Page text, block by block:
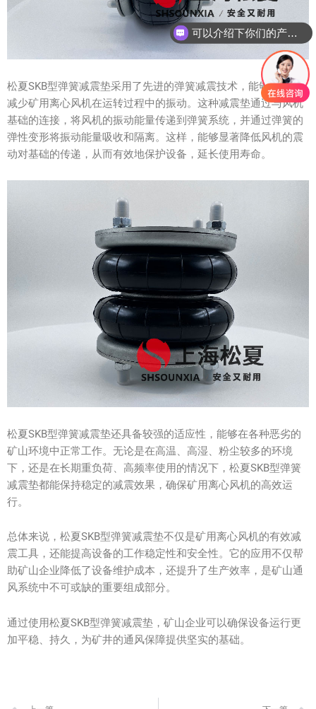
松夏SKB型弹簧减震垫采用了先进的弹簧减震技术，能够有效地
减少矿用离心风机在运转过程中的振动。这种减震垫通过与风机
基础的连接，将风机的振动能量传递到弹簧系统，并通过弹簧的
弹性变形将振动能量吸收和隔离。这样，能够显著降低风机的震
动对基础的传递，从而有效地保护设备，延长使用寿命。
松夏SKB型弹簧减震垫还具备较强的适应性，能够在各种恶劣的
矿山环境中正常工作。无论是在高温、高湿、粉尘较多的环境
下，还是在长期重负荷、高频率使用的情况下，松夏SKB型弹簧
减震垫都能保持稳定的减震效果，确保矿用离心风机的高效运
行。
总体来说，松夏SKB型弹簧减震垫不仅是矿用离心风机的有效减
震工具，还能提高设备的工作稳定性和安全性。它的应用不仅帮
助矿山企业降低了设备维护成本，还提升了生产效率，是矿山通
风系统中不可或缺的重要组成部分。
通过使用松夏SKB型弹簧减震垫，矿山企业可以确保设备运行更
加平稳、持久，为矿井的通风保障提供坚实的基础。
可以介绍下你们的产品么？